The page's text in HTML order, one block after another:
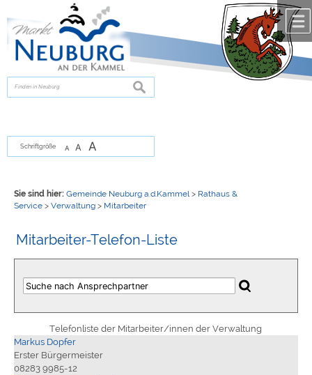
zur Navigationoder
springen.
suchen
Schriftgröße A A A
Sie sind hier: Gemeinde Neuburg a.d.Kammel > Rathaus &
Service> Verwaltung> Mitarbeiter
Mitarbeiter-Telefon-Liste
Telefonliste der Mitarbeiter/innen der Verwaltung
Markus Dopfer
Erster Bürgermeister
08283 9985-12